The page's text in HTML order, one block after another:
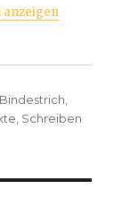
anzeigen
Schlagwörter
Bindestrich,
, Schreiben